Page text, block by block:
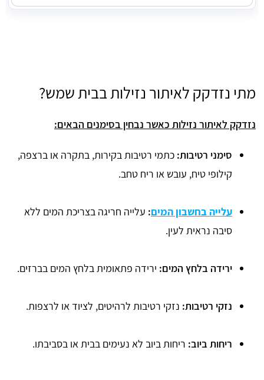
מתי נזדקק לאיתור נזילות בבית שמש?
נזדקק לאיתור נזילות כאשר נבחין בסימנים הבאים:
סימני רטיבות: כתמי רטיבות בקירות, בתקרה או ברצפה,
קילופי טיח, עובש או ריח טחב.
עלייה בחשבון המים: עלייה חריגה בצריכת המים ללא
סיבה נראית לעין.
ירידה בלחץ המים: ירידה פתאומית בלחץ המים בברזים.
נזקי רטיבות: נזקי רטיבות לרהיטים, לציוד או לרצפות.
ריחות ביוב: ריחות ביוב לא נעימים בבית או בסביבתו.